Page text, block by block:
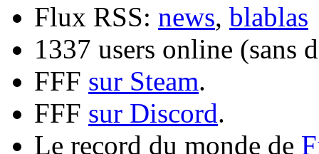
Flux RSS: news, blablas
1337 users online (sans
FFF sur Steam.
FFF sur Discord.
Le record du monde de